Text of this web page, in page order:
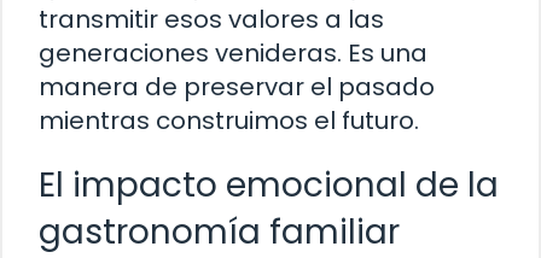
transmitir esos valores a las
generaciones venideras. Es una
manera de preservar el pasado
mientras construimos el futuro.
El impacto emocional de la
gastronomía familiar